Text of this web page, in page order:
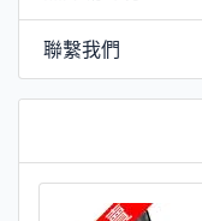
聯繫我們